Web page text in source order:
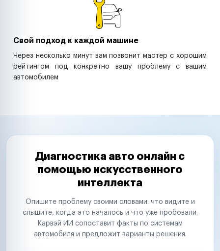
Свой подход к каждой машине
Через несколько минут вам позвонит мастер с хорошим
рейтингом под конкретно вашу проблему с вашим
автомобилем
Диагностика авто онлайн с
помощью искусственного
интеллекта
Опишите проблему своими словами: что видите и
слышите, когда это началось и что уже пробовали.
Карвэй ИИ сопоставит факты по системам
автомобиля и предложит варианты решения.